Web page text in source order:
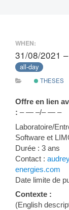
WHEN:
31/08/2021
all-day
THESES
Offre en lien
: – — –/– — –
Laboratoire/
Software et
Durée : 3 ans
Contact :
energies.com
Date limite de
Contexte :
(English